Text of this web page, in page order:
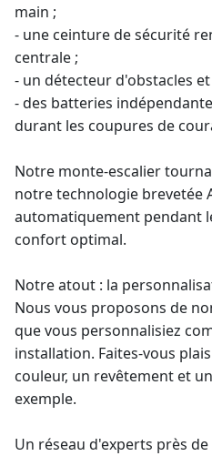
main ;
- une ceinture de sécurité
centrale ;
- un détecteur d'obstacles
- des batteries
durant les coupures de
Notre monte-escalier
notre technologie brevetée
automatiquement pendant
confort optimal.
Notre atout : la
Nous vous proposons de
que vous personnalisiez
installation. Faites-vous
couleur, un revêtement et
exemple.
Un réseau d'experts près de